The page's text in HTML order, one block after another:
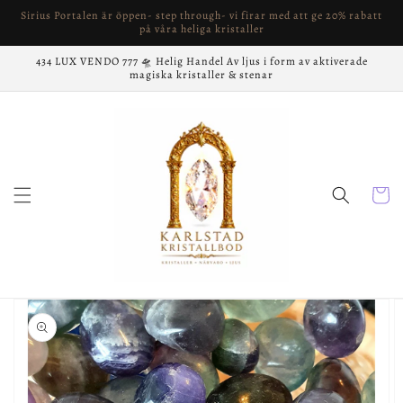
vidare
innehåll
Sirius Portalen är öppen- step through- vi firar med att ge 20% rabatt
på våra heliga kristaller
434 LUX VENDO 777 🛸 Helig Handel Av ljus i form av aktiverade
magiska kristaller & stenar
vidare till